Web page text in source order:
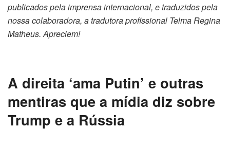
publicados pela imprensa internacional, e traduzidos pela
nossa colaboradora, a tradutora profissional Telma Regina
Matheus. Apreciem!
A direita ‘ama Putin’ e outras
mentiras que a mídia diz sobre
Trump e a Rússia